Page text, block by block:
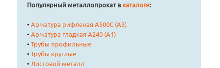
Популярный металлопрокат в каталоге:
• Арматура рифленая А500С (А3)
• Арматура гладкая А240 (А1)
• Трубы профильные
• Трубы круглые
• Листовой металл